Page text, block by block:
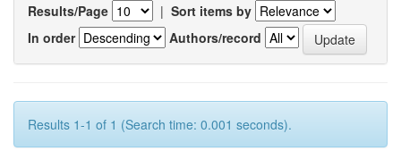
Results/Page | Sort items by
In order
Authors/record
Results 1-1 of 1 (Search time: 0.001 seconds).